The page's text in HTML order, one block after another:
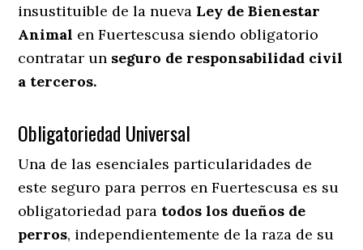
insustituible de la nueva Ley de Bienestar
Animal en Fuertescusa siendo obligatorio
contratar un seguro de responsabilidad civil
a terceros.
Obligatoriedad Universal
Una de las esenciales particularidades de
este seguro para perros en Fuertescusa es su
obligatoriedad para todos los dueños de
perros, independientemente de la raza de su